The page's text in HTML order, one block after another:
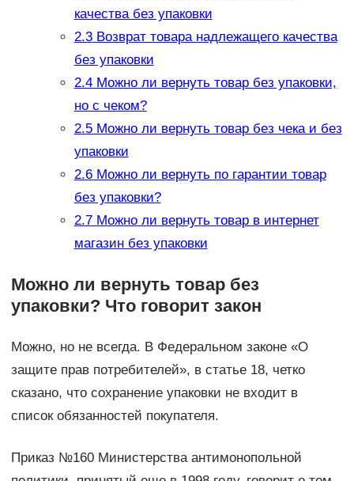
качества без упаковки
2.3Возврат товара надлежащего качества
без упаковки
2.4Можно ли вернуть товар без упаковки,
но с чеком?
2.5Можно ли вернуть товар без чека и без
упаковки
2.6Можно ли вернуть по гарантии товар
без упаковки?
2.7Можно ли вернуть товар в интернет
магазин без упаковки
Можно ли вернуть товар без
упаковки? Что говорит закон
Можно, но не всегда. В Федеральном законе «О
защите прав потребителей», в статье 18, четко
сказано, что сохранение упаковки не входит в
список обязанностей покупателя.
Приказ №160 Министерства антимонопольной